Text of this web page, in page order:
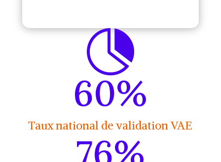

60%
Taux national de validation VAE